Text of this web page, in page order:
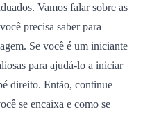
Vamos falar sobre as
precisa saber para
Se você é um iniciante
para ajudá-lo a iniciar
direito. Então, continue
se encaixa e como se